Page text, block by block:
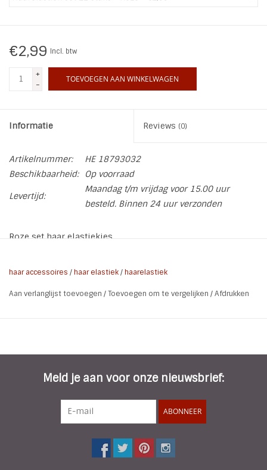
€2,99 Incl. btw
+
-
TOEVOEGEN AAN WINKELWAGEN
Informatie Reviews (0)
Artikelnummer:
HE 18793032
Beschikbaarheid:
Op voorraad
Levertijd:
Maandag t/m vrijdag voor 15.00 uur
besteld. Binnen 24 uur verzonden
Roze set haar elastiekjes
Aantal per set: 22 stuks
haar accessoires /haar elastiek/haarelastiek
Aan verlanglijst toevoegen /Toevoegen om te vergelijken /Afdrukken
Meld je aan voor onze nieuwsbrief:
ABONNEER